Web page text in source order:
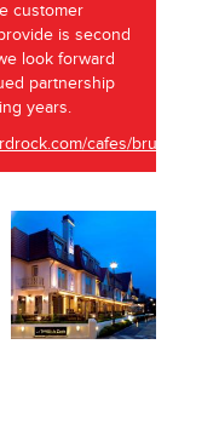
customer
is second
look forward
partnership
years.
cafes/brussels/